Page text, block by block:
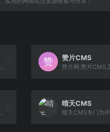
爱影cms管理系统国内领先的技术团队开发，是你建站最佳选择的CMS系统，我们更专注于各类电影程序系统，短视频系统，短视频APP开发，CMS操作管理简单，管理轻松， 容易上手，傻瓜模式建站，一键部署环境，一键采集入库，一键生成静态模式。
赞片CMS
晴天CMS